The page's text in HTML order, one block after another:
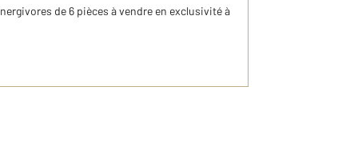
de 6 pièces à vendre en exclusivité à